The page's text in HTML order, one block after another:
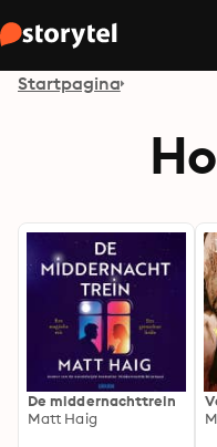
Startpagina
De middernachttrein
Matt Haig